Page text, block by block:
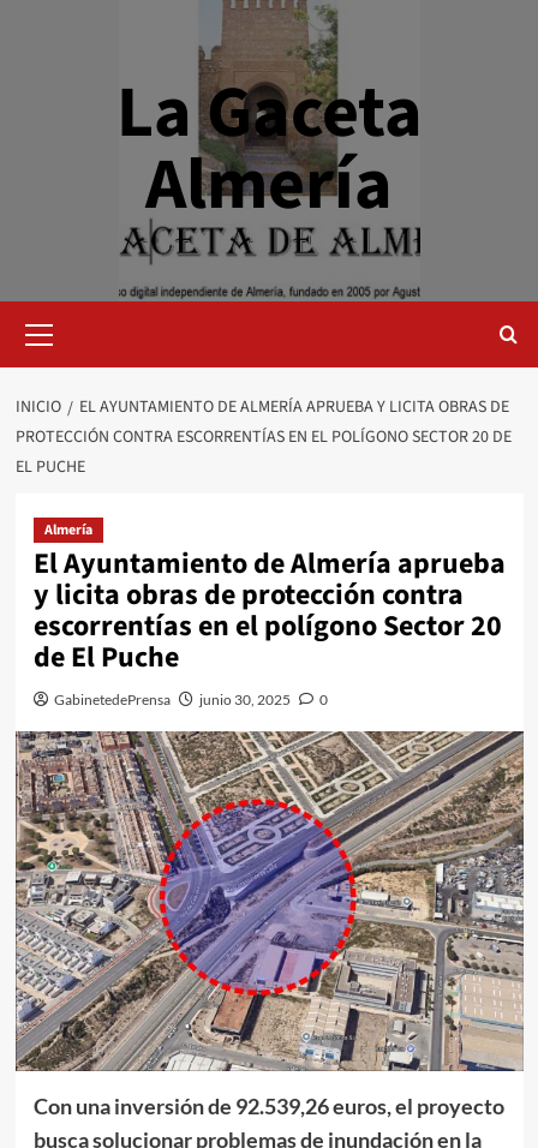
La Gaceta
Almería
primario
INICIO
EL AYUNTAMIENTO DE ALMERÍA APRUEBA Y LICITA OBRAS DE
PROTECCIÓN CONTRA ESCORRENTÍAS EN EL POLÍGONO SECTOR 20 DE
EL PUCHE
Almería
El Ayuntamiento de Almería aprueba
y licita obras de protección contra
escorrentías en el polígono Sector 20
de El Puche
GabinetedePrensa junio 30, 2025 0
Con una inversión de 92.539,26 euros, el proyecto
busca solucionar problemas de inundación en la